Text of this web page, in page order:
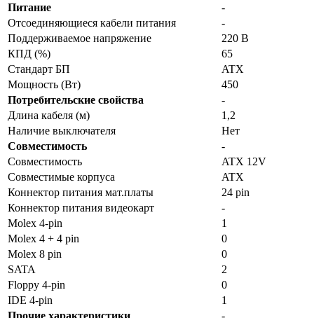
Питание
-
Отсоединяющиеся кабели питания
-
Поддерживаемое напряжение
220 В
КПД (%)
65
Стандарт БП
ATX
Мощность (Вт)
450
Потребительские свойства
-
Длина кабеля (м)
1,2
Наличие выключателя
Нет
Совместимость
-
Совместимость
ATX 12V
Совместимые корпуса
ATX
Коннектор питания мат.платы
24 pin
Коннектор питания видеокарт
-
Molex 4-pin
1
Molex 4 + 4 pin
0
Molex 8 pin
0
SATA
2
Floppy 4-pin
0
IDE 4-pin
1
Прочие характеристики
-